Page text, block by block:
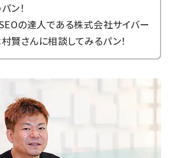
ン！
の達人である株式会社サイバー
賢さんに相談してみるパン！